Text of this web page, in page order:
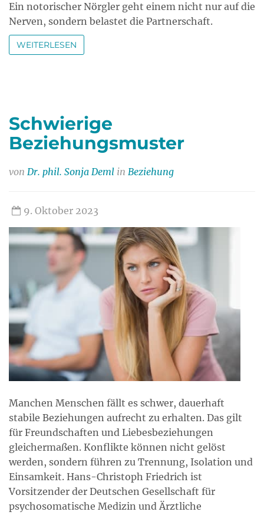
Ein notorischer Nörgler geht einem nicht nur auf die
Nerven, sondern belastet die Partnerschaft.
WEITERLESEN
Schwierige
Beziehungsmuster
von Dr. phil. Sonja Deml in Beziehung
9. Oktober 2023
Manchen Menschen fällt es schwer, dauerhaft
stabile Beziehungen aufrecht zu erhalten. Das gilt
für Freundschaften und Liebesbeziehungen
gleichermaßen. Konflikte können nicht gelöst
werden, sondern führen zu Trennung, Isolation und
Einsamkeit. Hans-Christoph Friedrich ist
Vorsitzender der Deutschen Gesellschaft für
psychosomatische Medizin und Ärztliche